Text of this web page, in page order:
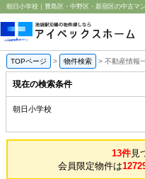
TOPページ > 物件検索 > 不動産情報
現在の検索条件
朝日小学校
13件見
会員限定物件は